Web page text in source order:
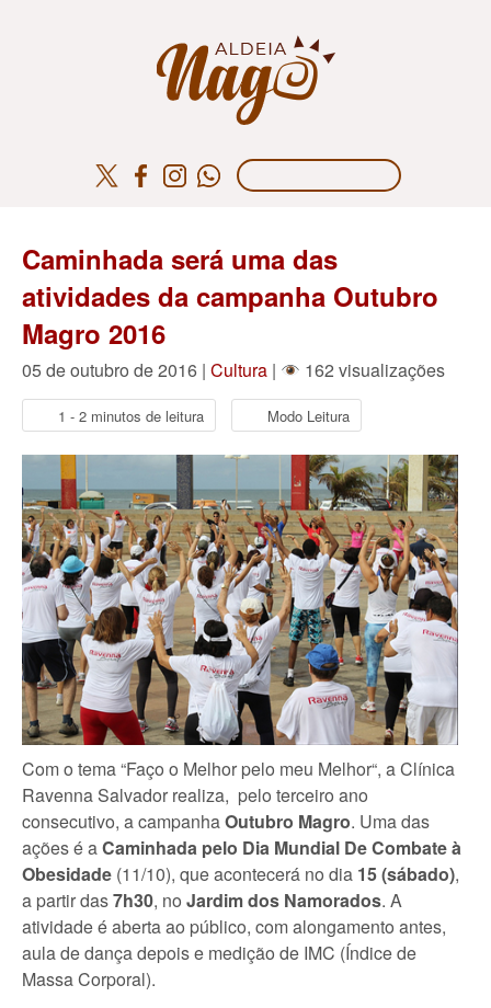
Caminhada será uma das
atividades da campanha Outubro
Magro 2016
05 de outubro de 2016 | Cultura | 162 visualizações
1 - 2 minutos de leitura Modo Leitura
Com o tema “Faço o Melhor pelo meu Melhor“, a Clínica
Ravenna Salvador realiza, pelo terceiro ano
consecutivo, a campanhaOutubro Magro. Uma das
ações é aCaminhada pelo Dia Mundial De Combate à
Obesidade (11/10), que acontecerá no dia 15 (sábado),
a partir das7h30, no Jardim dos Namorados. A
atividade é aberta ao público, com alongamento antes,
aula de dança depois e medição de IMC (Índice de
Massa Corporal).